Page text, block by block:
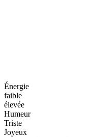
Énergie
faible
élevée
Humeur
Triste
Joyeux